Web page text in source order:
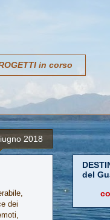
in corso
2018
dei
del